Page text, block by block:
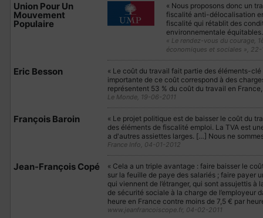
Union Pour Un
Mouvement
Populaire
« Nous proposons donc un
fiscalité anti-délocalisation
fiscalité qui rétablit des
environnementale
« Le rendez-vous du courage,
économiques et sociales », 22-
Eric Besson
« Le coût du travail fait partie des éléments-
importante de ce coût correspond à des
représentent 53 % du coût du travail en
Le Monde, 19-06-2011
François Baroin
« Le projet politique est de baisser le coût du
des éléments de fiscalité emploi. La TVA est
a d'autres assiettes larges. […] Nous ne
France Info, 04-01-2012
Jean-François Copé
« Cela a un triple avantage : faire baisser le
sur la feuille de paye des salariés ; faire payer
qui viennent de l’étranger, qui sont assujettis
de sécurité sociale à la charge de l’employeur
heure en France contre moins de 7,5 € par
www.jeanfrancoiscope.fr, 04-02-2011